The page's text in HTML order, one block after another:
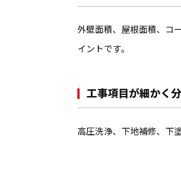
外壁面積、屋根面積、コ
イントです。
工事項目が細かく
高圧洗浄、下地補修、下